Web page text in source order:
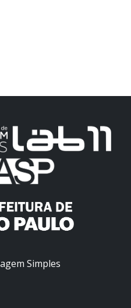
Simples